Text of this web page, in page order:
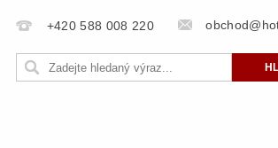
+420 588 008 220